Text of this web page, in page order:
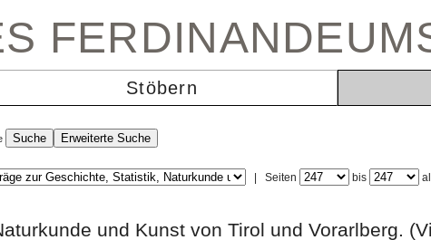
Stöbern
Seiten bis
Naturkunde und Kunst von Tirol und